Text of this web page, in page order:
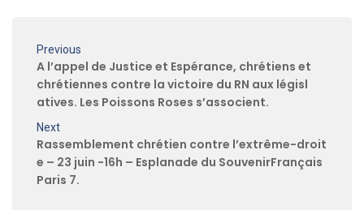
Previous
A l’appel de Justice et Espérance, chrétiens et
chrétiennes contre la victoire du RN aux législ
atives. Les Poissons Roses s’associent.
Next
Rassemblement chrétien contre l’extrême-droit
e – 23 juin -16h – Esplanade du SouvenirFrançais
Paris 7.